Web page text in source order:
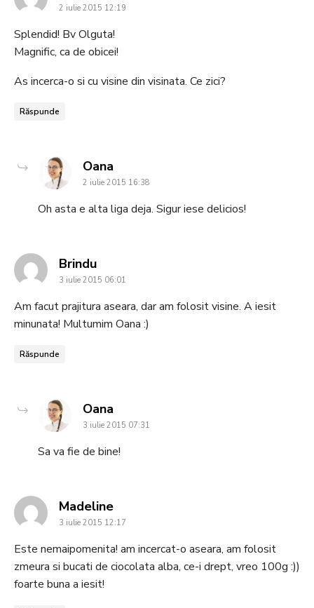
2 iulie 2015 12:19
Splendid! Bv Olguta!
Magnific, ca de obicei!
As incerca-o si cu visine din visinata. Ce zici?
Răspunde
Oana
2 iulie 2015 16:38
Oh asta e alta liga deja. Sigur iese delicios!
Brindusays:
3 iulie 2015 06:01
Am facut prajitura aseara, dar am folosit visine. A iesit
minunata! Multumim Oana :)
Răspunde
Oana
3 iulie 2015 07:31
Sa va fie de bine!
Madelinesays:
3 iulie 2015 12:17
Este nemaipomenita! am incercat-o aseara, am folosit
zmeura si bucati de ciocolata alba, ce-i drept, vreo 100g :))
foarte buna a iesit!